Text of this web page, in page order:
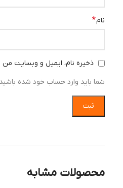
نام*
ذخیره نام، ایمیل و وبسایت من
شما باید وارد حساب خود شده
محصولات مشابه